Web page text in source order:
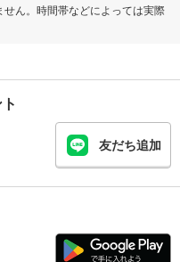
ん。時間帯などによっては実際
友だち追加